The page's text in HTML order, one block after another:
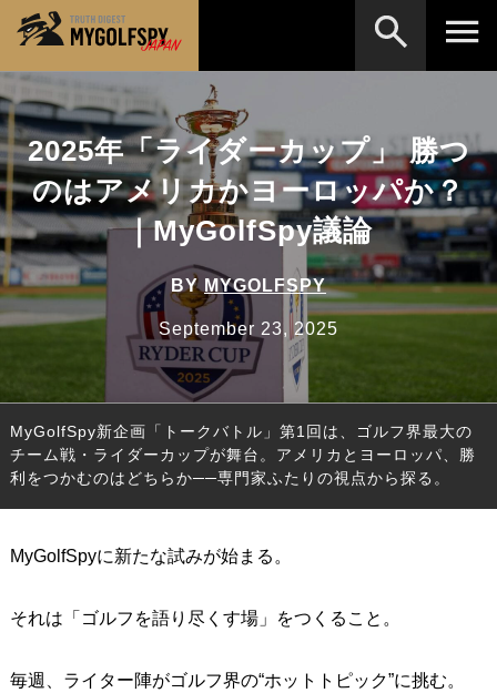
2025年「ライダーカップ」 勝つ
のはアメリカかヨーロッパか？
｜MyGolfSpy議論
BY MYGOLFSPY
September 23, 2025
MyGolfSpy新企画「トークバトル」第1回は、ゴルフ界最大の
チーム戦・ライダーカップが舞台。アメリカとヨーロッパ、勝
利をつかむのはどちらか──専門家ふたりの視点から探る。
MyGolfSpyに新たな試みが始まる。
それは「ゴルフを語り尽くす場」をつくること。
毎週、ライター陣がゴルフ界の“ホットトピック”に挑む。
MOST WANTED テストランキング
NEW RELEASES 新製品情報
HOW TO ゴルフ上達・実践テクニック
LAB テスト・データ検証
Golf News ゴルフニュース
製品レビュー
DRIVERS ドライバー
FAIRWAY WOODS フェアウェイウッド
HYBRIDS ハイブリッド
PUTTERS パター
OTHER その他
※メーカー名やクラブ名など、検索したい事柄を入
力してください。
検索